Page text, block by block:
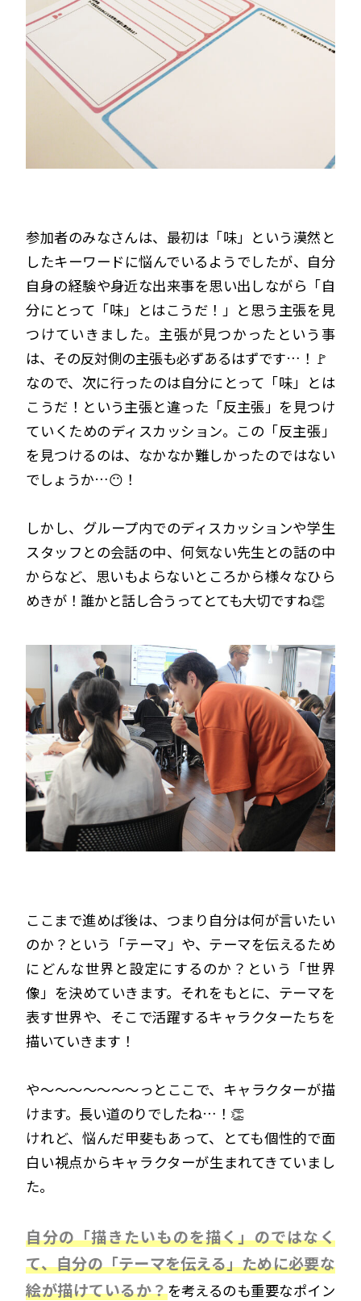
参加者のみなさんは、最初は「味」という漠然と
したキーワードに悩んでいるようでしたが、自分
自身の経験や身近な出来事を思い出しながら「自
分にとって「味」とはこうだ！」と思う主張を見
つけていきました。主張が見つかったという事
は、その反対側の主張も必ずあるはずです…！🚩
なので、次に行ったのは自分にとって「味」とは
こうだ！という主張と違った「反主張」を見つけ
ていくためのディスカッション。この「反主張」
を見つけるのは、なかなか難しかったのではない
でしょうか…😶！
しかし、グループ内でのディスカッションや学生
スタッフとの会話の中、何気ない先生との話の中
からなど、思いもよらないところから様々なひら
めきが！誰かと話し合うってとても大切ですね👏
ここまで進めば後は、つまり自分は何が言いたい
のか？という「テーマ」や、テーマを伝えるため
にどんな世界と設定にするのか？という「世界
像」を決めていきます。それをもとに、テーマを
表す世界や、そこで活躍するキャラクターたちを
描いていきます！
や〜〜〜〜〜〜〜っとここで、キャラクターが描
けます。長い道のりでしたね…！👏
けれど、悩んだ甲斐もあって、とても個性的で面
白い視点からキャラクターが生まれてきていまし
た。
自分の「描きたいものを描く」のではなく
て、自分の「テーマを伝える」ために必要な
絵が描けているか？を考えるのも重要なポイン